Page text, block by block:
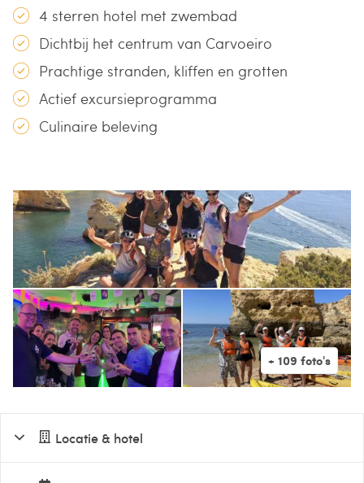
4 sterren hotel met zwembad
Dichtbij het centrum van Carvoeiro
Prachtige stranden, kliffen en grotten
Actief excursieprogramma
Culinaire beleving
Locatie & hotel